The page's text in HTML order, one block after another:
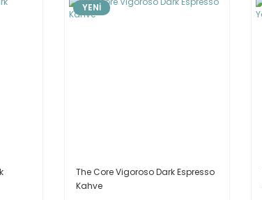
YENİ
The Core Vigoroso Dark Espresso
Kahve